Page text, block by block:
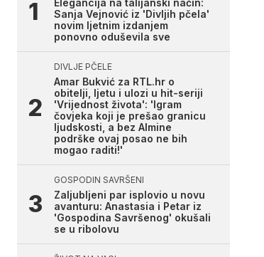
Elegancija na talijanski način:
Sanja Vejnović iz 'Divljih pčela'
novim ljetnim izdanjem
ponovno oduševila sve
DIVLJE PČELE
Amar Bukvić za RTL.hr o
obitelji, ljetu i ulozi u hit-seriji
'Vrijednost života': 'Igram
čovjeka koji je prešao granicu
ljudskosti, a bez Almine
podrške ovaj posao ne bih
mogao raditi!'
GOSPODIN SAVRŠENI
Zaljubljeni par isplovio u novu
avanturu: Anastasia i Petar iz
'Gospodina Savršenog' okušali
se u ribolovu